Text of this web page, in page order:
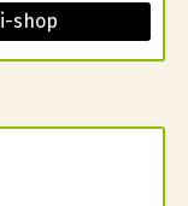
shop